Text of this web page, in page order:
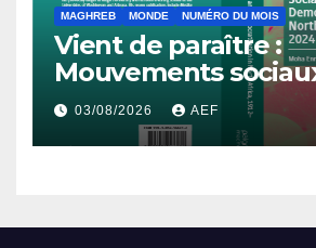
MAGHREB MONDE NUMÉRO DU MOIS
Vient de paraître :
Mouvements
démocratisation en
du Nord, 1912-2024
03/08/2026 AEF